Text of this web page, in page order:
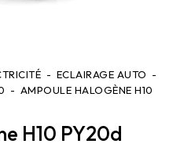
ECLAIRAGE AUTO
AMPOULE HALOGÈNE H10
H10 PY20d